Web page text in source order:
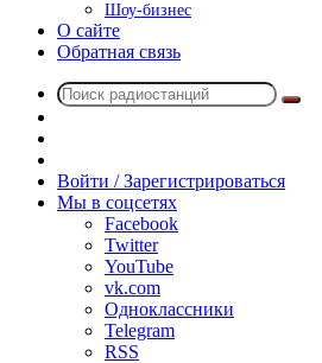
Шоу-бизнес
О сайте
Обратная связь
радио
Войти / Зарегистрироваться
Мы в соцсетях
Facebook
Twitter
YouTube
vk.com
Одноклассники
Telegram
RSS